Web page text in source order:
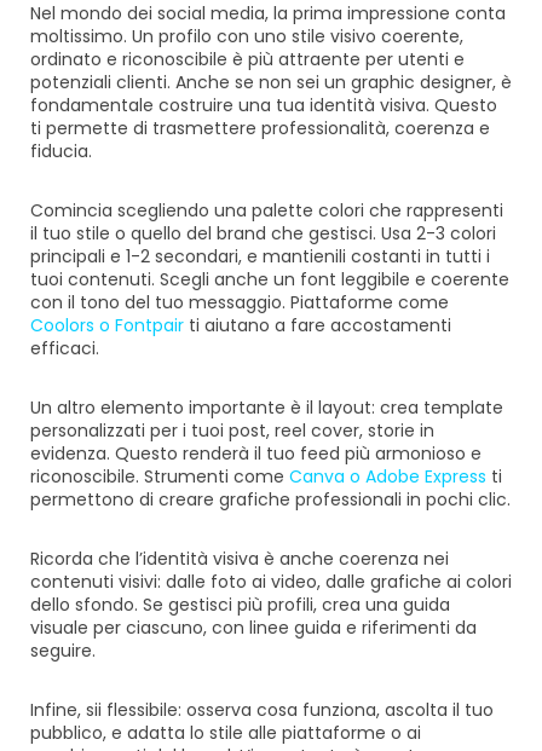
Nel mondo dei social media, la prima impressione conta
moltissimo. Un profilo con uno stile visivo coerente,
ordinato e riconoscibile è più attraente per utenti e
potenziali clienti. Anche se non sei un graphic designer, è
fondamentale costruire una tua identità visiva. Questo
ti permette di trasmettere professionalità, coerenza e
fiducia.
Comincia scegliendo una palette colori che rappresenti
il tuo stile o quello del brand che gestisci. Usa 2-3 colori
principali e 1-2 secondari, e mantienili costanti in tutti i
tuoi contenuti. Scegli anche un font leggibile e coerente
con il tono del tuo messaggio. Piattaforme come
Coolors o Fontpair ti aiutano a fare accostamenti
efficaci.
Un altro elemento importante è il layout: crea template
personalizzati per i tuoi post, reel cover, storie in
evidenza. Questo renderà il tuo feed più armonioso e
riconoscibile. Strumenti come Canva o Adobe Express ti
permettono di creare grafiche professionali in pochi clic.
Ricorda che l’identità visiva è anche coerenza nei
contenuti visivi: dalle foto ai video, dalle grafiche ai colori
dello sfondo. Se gestisci più profili, crea una guida
visuale per ciascuno, con linee guida e riferimenti da
seguire.
Infine, sii flessibile: osserva cosa funziona, ascolta il tuo
pubblico, e adatta lo stile alle piattaforme o ai